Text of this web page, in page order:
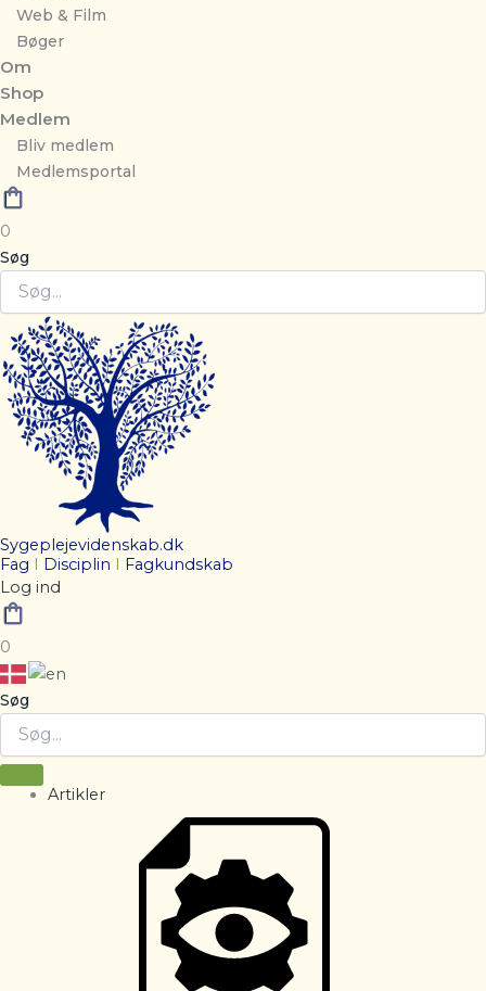
Web & Film
Bøger
Om
Shop
Medlem
Bliv medlem
Medlemsportal
0
Søg
Sygeplejevidenskab.dk
Fag I Disciplin I Fagkundskab
Log ind
0
Søg
Artikler